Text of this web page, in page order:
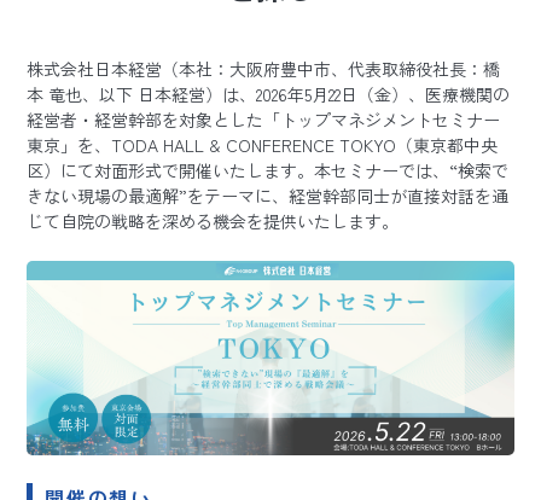
株式会社日本経営（本社：大阪府豊中市、代表取締役社長：橋
本 竜也、以下 日本経営）は、2026年5月22日（金）、医療機関の
経営者・経営幹部を対象とした「トップマネジメントセミナー
東京」を、TODA HALL & CONFERENCE TOKYO（東京都中央
区）にて対面形式で開催いたします。本セミナーでは、“検索で
きない現場の最適解”をテーマに、経営幹部同士が直接対話を通
じて自院の戦略を深める機会を提供いたします。